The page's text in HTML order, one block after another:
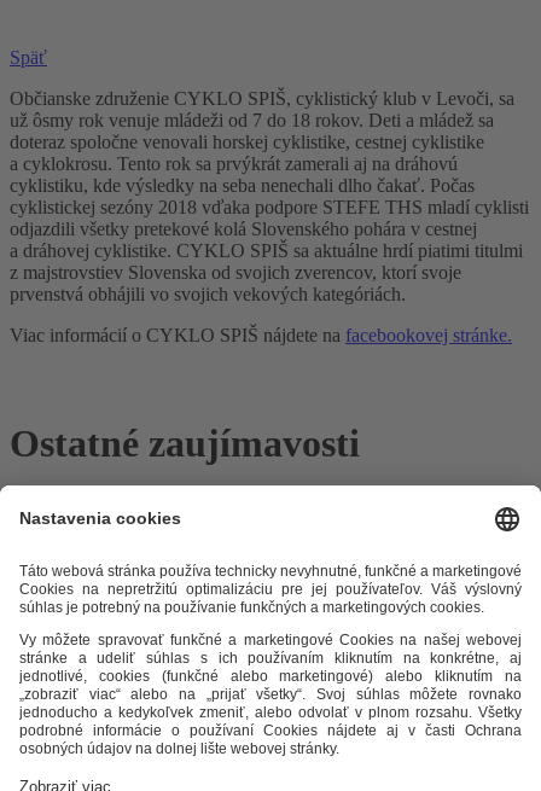
Späť
Občianske združenie CYKLO SPIŠ, cyklistický klub v Levoči, sa
už ôsmy rok venuje mládeži od 7 do 18 rokov. Deti a mládež sa
doteraz spoločne venovali horskej cyklistike, cestnej cyklistike
a cyklokrosu. Tento rok sa prvýkrát zamerali aj na dráhovú
cyklistiku, kde výsledky na seba nenechali dlho čakať. Počas
cyklistickej sezóny 2018 vďaka podpore STEFE THS mladí cyklisti
odjazdili všetky pretekové kolá Slovenského pohára v cestnej
a dráhovej cyklistike. CYKLO SPIŠ sa aktuálne hrdí piatimi titulmi
z majstrovstiev Slovenska od svojich zverencov, ktorí svoje
prvenstvá obhájili vo svojich vekových kategóriách.
Viac informácií o CYKLO SPIŠ nájdete na facebookovej stránke.
Ostatné zaujímavosti
Odkazy
Ochrana osobných údajov Cenník zemný plyn Časopis Teplo v
meste Impresum Etický kódex Podmienky a ustanovenia Mapa
STEFE THS, s.r.o.
Okružná 42/9
050 01 Revúca
IČO: 36 045 403